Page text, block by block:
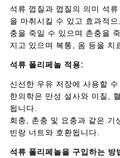
석류 껍질과 껍질의 의미 석
을 마취시킬 수 있고 효과적
충을 죽일 수 있으며 촌충을
지고 있으며 복통, 옴 등을 치
석류 폴리페놀 적용:
신선한 우유 저장에 사용할
한의학은 만성 설사와 이질,
됩니다.
회충, 촌충 및 요충과 같은 기
빈랑 너트와 호환됩니다.
석류 폴리페놀을 구입하는 방